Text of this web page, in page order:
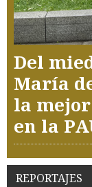
Del
María
la
en la
REPORTAJES